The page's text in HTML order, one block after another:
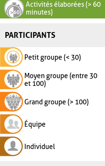
Activités élaborées (> 60
minutes)
PARTICIPANTS
Petit groupe (< 30)
Moyen groupe (entre 30
et 100)
Grand groupe (> 100)
Équipe
Individuel